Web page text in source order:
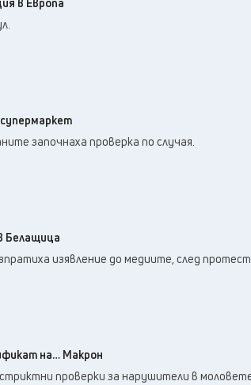
започнаха проверка по случая.
Белащица
изявление до медиите, след
на… Макрон
проверки за нарушители в